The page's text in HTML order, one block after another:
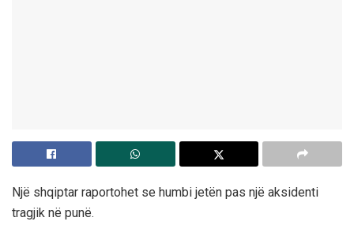
Një shqiptar raportohet se humbi jetën pas një aksidenti
tragjik në punë.